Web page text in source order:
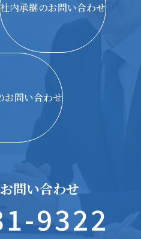
社内承継のお問い合わせ
問い合わせ
問い合わせ
9322